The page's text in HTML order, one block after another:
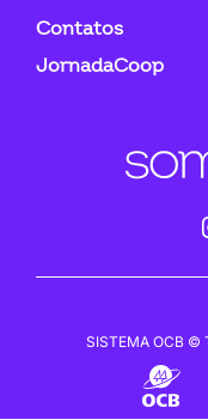
Contatos
JornadaCoop
SISTEMA OCB ©